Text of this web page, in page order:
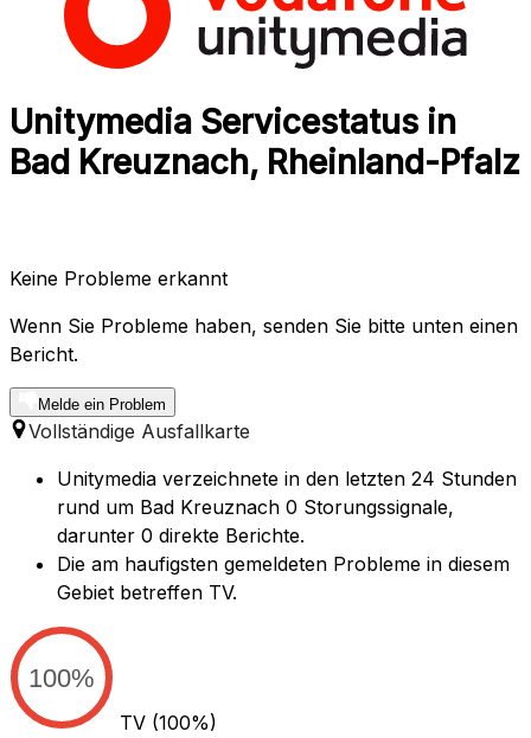
Unitymedia Servicestatus in
Bad Kreuznach, Rheinland-Pfalz
Keine Probleme erkannt
Wenn Sie Probleme haben, senden Sie bitte unten einen
Bericht.
Melde ein Problem
Vollständige Ausfallkarte
Unitymedia verzeichnete in den letzten 24 Stunden
rund um Bad Kreuznach 0 Storungssignale,
darunter 0 direkte Berichte.
Die am haufigsten gemeldeten Probleme in diesem
Gebiet betreffen TV.
100%
TV (100%)